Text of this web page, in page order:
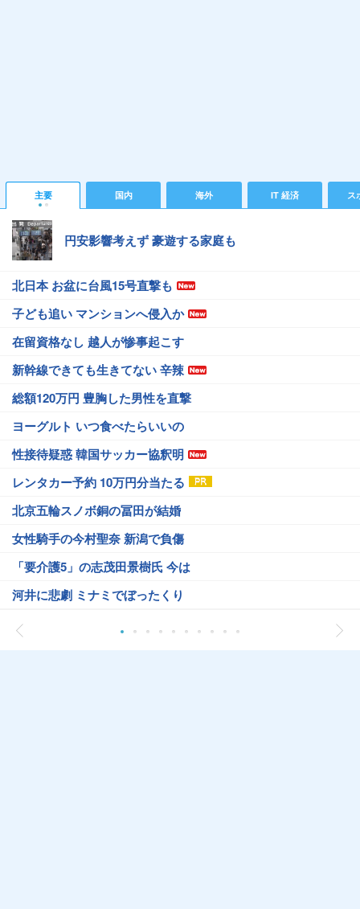
主要 国内 海外 IT 経済 ス
円安影響考えず 豪遊する家庭も
北日本 お盆に台風15号直撃も
子ども追い マンションへ侵入か
在留資格なし 越人が惨事起こす
新幹線できても生きてない 辛辣
総額120万円 豊胸した男性を直撃
ヨーグルト いつ食べたらいいの
性接待疑惑 韓国サッカー協釈明
レンタカー予約 10万円分当たる
北京五輪スノボ銅の冨田が結婚
女性騎手の今村聖奈 新潟で負傷
「要介護5」の志茂田景樹氏 今は
河井に悲劇 ミナミでぼったくり